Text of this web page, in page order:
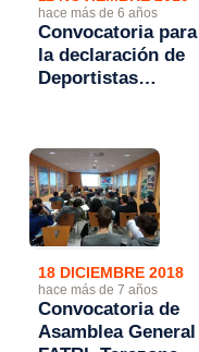
hace más de 6 años
Convocatoria para
la declaración de
Deportistas
(DAAR) 2020
18 DICIEMBRE 2018
hace más de 7 años
Convocatoria de
Asamblea General